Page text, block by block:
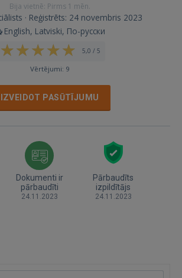
Bija vietnē: Pirms 1 mēn.
· Reģistrēts: 24 novembris 2023
English, Latviski, По-русски
5,0 / 5
Vērtējumi: 9
IZVEIDOT PASŪTĪJUMU
Dokumenti ir
pārbaudīti
24.11.2023
Pārbaudīts
izpildītājs
24.11.2023